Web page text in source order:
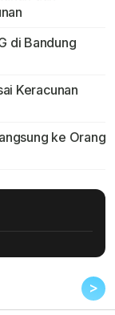
di Bandung
Keracunan
ke Orang
>